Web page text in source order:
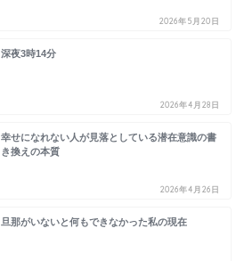
2026年5月20日
深夜3時14分
2026年4月28日
幸せになれない人が見落としている潜在意識の書
き換えの本質
2026年4月26日
旦那がいないと何もできなかった私の現在